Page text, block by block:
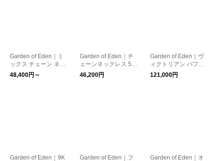
Garden of Eden｜ミ
ックス チェーン ネッ
クレス MIX CHIAN NE
CKLACE GOLD 40cm
48,400円～
Garden of Eden｜チ
ェーンネックレス 50c
m HES CHAIN NECK
LACE シルバー925 ア
46,200円
Garden of Eden｜ヴ
ィクトリアン パフュ
ーム ボトル ネックレ
ス シルバー925 ジュ
121,000円
Garden of Eden｜9K
Garden of Eden｜フ
Garden of Eden｜オ